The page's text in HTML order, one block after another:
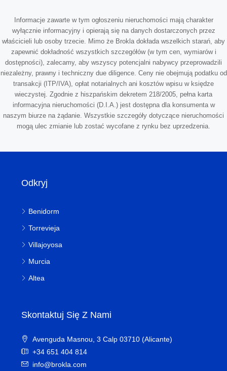
Informacje zawarte w tym ogłoszeniu nieruchomości mają charakter
wyłącznie informacyjny i opierają się na danych dostarczonych przez
właścicieli lub osoby trzecie. Mimo że Brokla dokłada wszelkich starań, aby
zapewnić dokładność wszystkich szczegółów (w tym cen, wymiarów i
dostępności), zalecamy, aby wszyscy potencjalni nabywcy przeprowadzili
niezależny, prawny i techniczny due diligence. Ceny nie obejmują podatku od
transakcji (ITP/IVA), opłat notarialnych ani kosztów wpisu w księdze
wieczystej. Zgodnie z hiszpańskim dekretem 218/2005, pełna karta
informacyjna nieruchomości (D.I.A.) jest dostępna dla konsumenta w
naszym biurze na żądanie. Wszystkie szczegóły dotyczące nieruchomości
mogą ulec zmianie lub zostać wycofane z rynku bez uprzedzenia.
Odkryj
Benidorm
Torrevieja
Villajoyosa
Murcia
Altea
Skontaktuj Się Z Nami
Avenguda Masnou, 3 Calp 03710 (Alicante)
+34 651 404 814
info@brokla.com